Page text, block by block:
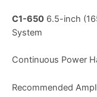
C1-650 6.5-inch
System
Continuous Power
Recommended